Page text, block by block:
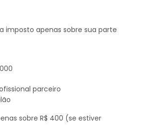
imposto apenas sobre sua parte
parceiro
sobre R$ 400 (se estiver